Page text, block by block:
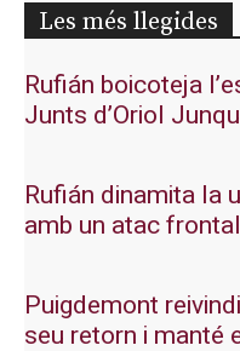
Les més llegides
Rufián boicoteja
Junts d’Oriol
Rufián dinamita la
amb un atac
Puigdemont
seu retorn i manté